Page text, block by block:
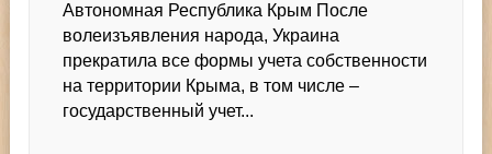
Автономная Республика Крым После
волеизъявления народа, Украина
прекратила все формы учета собственности
на территории Крыма, в том числе –
государственный учет...